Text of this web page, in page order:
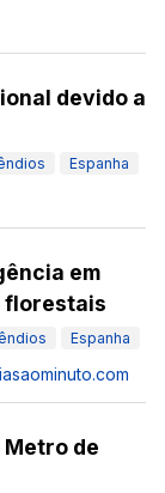
devido a
Espanha
em
florestais
Espanha
Metro de